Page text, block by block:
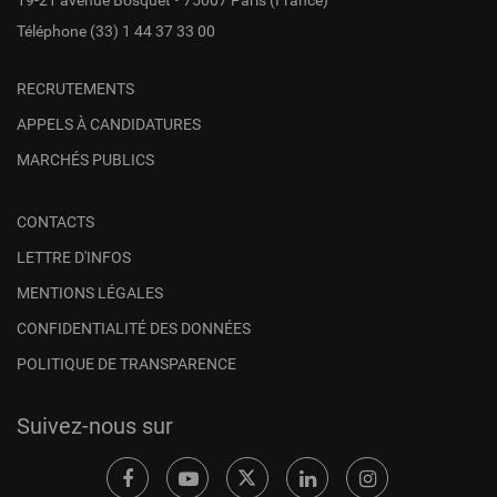
Téléphone (33) 1 44 37 33 00
RECRUTEMENTS
APPELS À CANDIDATURES
MARCHÉS PUBLICS
CONTACTS
LETTRE D'INFOS
MENTIONS LÉGALES
CONFIDENTIALITÉ DES DONNÉES
POLITIQUE DE TRANSPARENCE
Suivez-nous sur